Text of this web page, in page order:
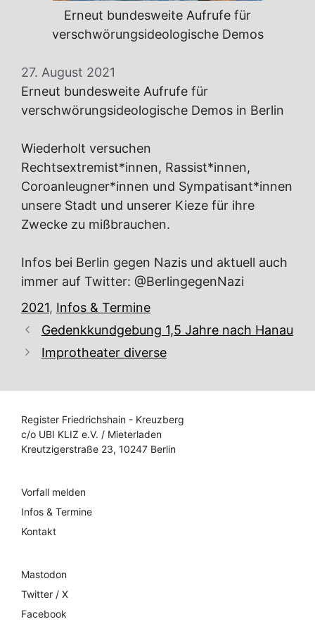
Erneut bundesweite Aufrufe für
verschwörungsideologische Demos
27. August 2021
Erneut bundesweite Aufrufe für
verschwörungsideologische Demos in Berlin
Wiederholt versuchen
Rechtsextremist*innen, Rassist*innen,
Coroanleugner*innen und Sympatisant*innen
unsere Stadt und unserer Kieze für ihre
Zwecke zu mißbrauchen.
Infos bei Berlin gegen Nazis und aktuell auch
immer auf Twitter: @BerlingegenNazi
Kategorien
2021, Infos & Termine
Gedenkkundgebung 1,5 Jahre nach Hanau
Improtheater diverse
Register Friedrichshain - Kreuzberg
c/o UBI KLIZ e.V. / Mieterladen
Kreutzigerstraße 23, 10247 Berlin
Vorfall melden
Infos & Termine
Kontakt
Mastodon
Twitter / X
Facebook